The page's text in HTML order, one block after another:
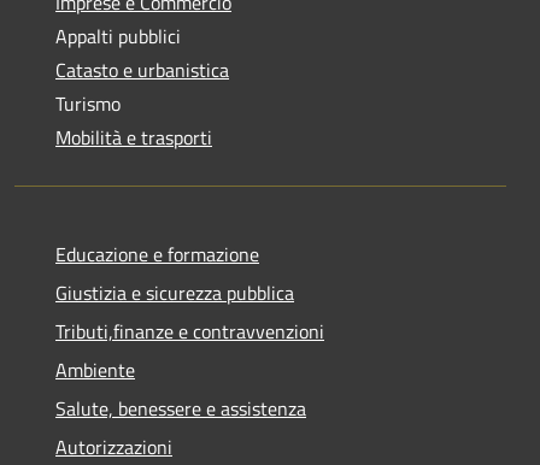
Appalti pubblici
Catasto e urbanistica
Turismo
Mobilità e trasporti
Educazione e formazione
Giustizia e sicurezza pubblica
Tributi,finanze e contravvenzioni
Ambiente
Salute, benessere e assistenza
Autorizzazioni